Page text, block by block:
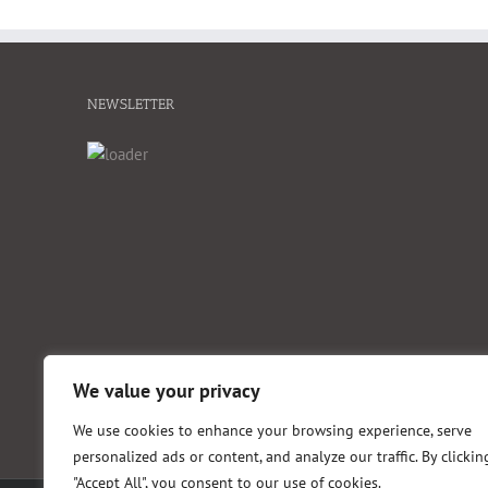
We value your privacy
We use cookies to enhance your browsing experience, serve
personalized ads or content, and analyze our traffic. By
"Accept All", you consent to our use of cookies.
NEWSLETTER